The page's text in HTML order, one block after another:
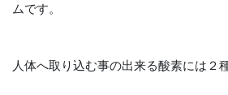
ムです。
人体へ取り込む事の出来る酸素には２